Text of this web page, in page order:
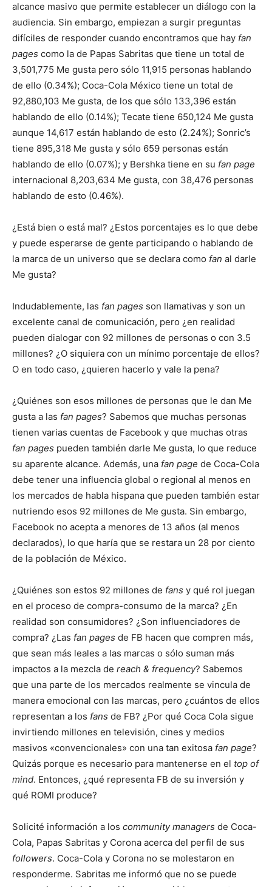
alcance masivo que permite establecer un diálogo con la
audiencia. Sin embargo, empiezan a surgir preguntas
difíciles de responder cuando encontramos que hay fan
pages como la de Papas Sabritas que tiene un total de
3,501,775 Me gusta pero sólo 11,915 personas hablando
de ello (0.34%); Coca-Cola México tiene un total de
92,880,103 Me gusta, de los que sólo 133,396 están
hablando de ello (0.14%); Tecate tiene 650,124 Me gusta
aunque 14,617 están hablando de esto (2.24%); Sonric’s
tiene 895,318 Me gusta y sólo 659 personas están
hablando de ello (0.07%); y Bershka tiene en su fan page
internacional 8,203,634 Me gusta, con 38,476 personas
hablando de esto (0.46%).
¿Está bien o está mal? ¿Estos porcentajes es lo que debe
y puede esperarse de gente participando o hablando de
la marca de un universo que se declara como fan al darle
Me gusta?
Indudablemente, las fan pages son llamativas y son un
excelente canal de comunicación, pero ¿en realidad
pueden dialogar con 92 millones de personas o con 3.5
millones? ¿O siquiera con un mínimo porcentaje de ellos?
O en todo caso, ¿quieren hacerlo y vale la pena?
¿Quiénes son esos millones de personas que le dan Me
gusta a las fan pages? Sabemos que muchas personas
tienen varias cuentas de Facebook y que muchas otras
fan pages pueden también darle Me gusta, lo que reduce
su aparente alcance. Además, una fan page de Coca-Cola
debe tener una influencia global o regional al menos en
los mercados de habla hispana que pueden también estar
nutriendo esos 92 millones de Me gusta. Sin embargo,
Facebook no acepta a menores de 13 años (al menos
declarados), lo que haría que se restara un 28 por ciento
de la población de México.
¿Quiénes son estos 92 millones de fans y qué rol juegan
en el proceso de compra-consumo de la marca? ¿En
realidad son consumidores? ¿Son influenciadores de
compra? ¿Las fan pages de FB hacen que compren más,
que sean más leales a las marcas o sólo suman más
impactos a la mezcla de reach & frequency? Sabemos
que una parte de los mercados realmente se vincula de
manera emocional con las marcas, pero ¿cuántos de ellos
representan a los fans de FB? ¿Por qué Coca Cola sigue
invirtiendo millones en televisión, cines y medios
masivos «convencionales» con una tan exitosa fan page?
Quizás porque es necesario para mantenerse en el top of
mind. Entonces, ¿qué representa FB de su inversión y
qué ROMI produce?
Solicité información a los community managers de Coca-
Cola, Papas Sabritas y Corona acerca del perfil de sus
followers. Coca-Cola y Corona no se molestaron en
responderme. Sabritas me informó que no se puede